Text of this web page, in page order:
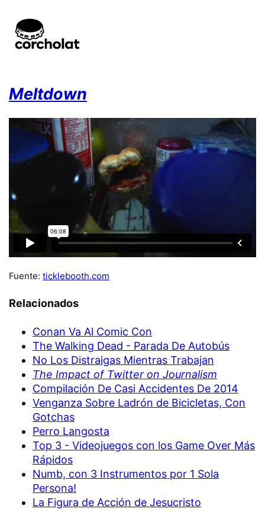
Meltdown
Fuente: ticklebooth.com
Relacionados
Conan Va Al Comic Con
The Walking Dead - Parada De Autobús
No Los Distraigas Mientras Trabajan
The Impact of Twitter on Journalism
Compilación De Casi Accidentes De 2014
Venganza Sobre Ladrón de Bicicletas, Con
Gotchas
Perro Langosta
Top 3 - Videojuegos con los Game Over Más
Rápidos
Numb, con 3 Instrumentos por 1 Sola
Persona!
La Figura de Acción de Jesucristo